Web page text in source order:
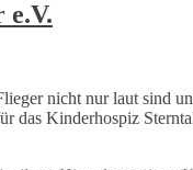
e.V.
nicht nur laut sind
das Kinderhospiz